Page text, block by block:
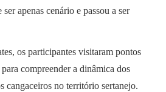
apenas cenário e passou a ser
os participantes visitaram pontos
compreender a dinâmica dos
cangaceiros no território sertanejo.